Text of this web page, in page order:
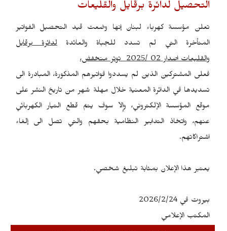
التحصيل لدائرة برقايل والقليعات
تعلن مؤسسة كهرباء لبنان إنها وضعت قيد التحصيل الفواتير
المتأخرة التي لم تسدد للجباة والعائدةلدائرة برقايل
والقليعاتاصدار 02 /2025
توتر منخفض،
فعلى المشتركين الذين لم يسددوا فواتيرهم المذكورة، المبادرة الى
تسديدها في الدائرة المعنية خلال مهلة شهر من تاريخ النشر على
موقع المؤسسة الإلكتروني، وإلاّ سوف يتمّ قطع التيار الكهربائي
عنهم، واتخاذ التدابير النظامية بحقهم والتي تصل الى إلغاء
اشتراكاتهم.
يعتبر هذا الإعلان بمثابة تبليغ شخصي.
بيروت في 2026/2/24
المكتب الإعلامي